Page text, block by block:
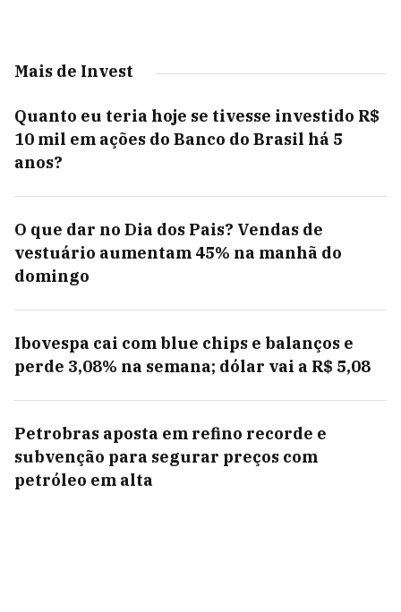
Mais de Invest
Quanto eu teria hoje se tivesse investido R$
10 mil em ações do Banco do Brasil há 5
anos?
O que dar no Dia dos Pais? Vendas de
vestuário aumentam 45% na manhã do
domingo
Ibovespa cai com blue chips e balanços e
perde 3,08% na semana; dólar vai a R$ 5,08
Petrobras aposta em refino recorde e
subvenção para segurar preços com
petróleo em alta